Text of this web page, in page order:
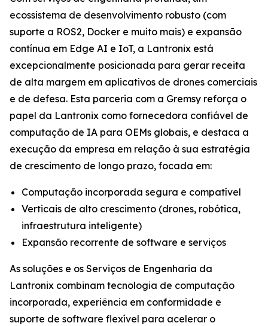
ecossistema de desenvolvimento robusto (com
suporte a ROS2, Docker e muito mais) e expansão
contínua em Edge AI e IoT, a Lantronix está
excepcionalmente posicionada para gerar receita
de alta margem em aplicativos de drones comerciais
e de defesa. Esta parceria com a Gremsy reforça o
papel da Lantronix como fornecedora confiável de
computação de IA para OEMs globais, e destaca a
execução da empresa em relação à sua estratégia
de crescimento de longo prazo, focada em:
Computação incorporada segura e compatível
Verticais de alto crescimento (drones, robótica,
infraestrutura inteligente)
Expansão recorrente de software e serviços
As soluções e os Serviços de Engenharia da
Lantronix combinam tecnologia de computação
incorporada, experiência em conformidade e
suporte de software flexível para acelerar o